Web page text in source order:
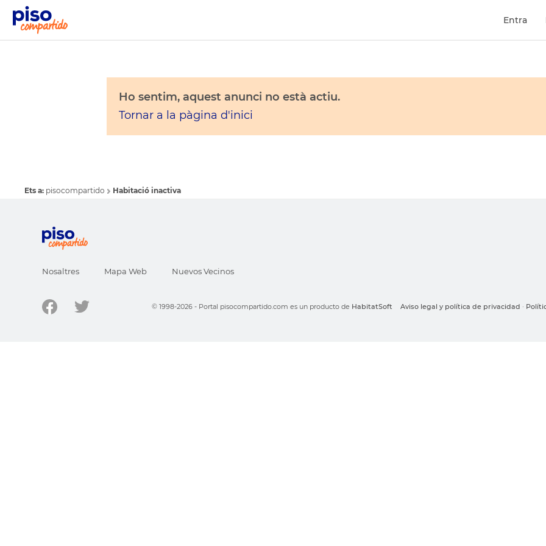
Entra
Ho sentim, aquest anunci no està actiu.
Tornar a la pàgina d'inici
Ets a: pisocompartido Habitació inactiva
Nosaltres Mapa Web Nuevos Vecinos
© 1998-2026 - Portal pisocompartido.com es un producto de HabitatSoft Aviso legal y política de privacidad ·